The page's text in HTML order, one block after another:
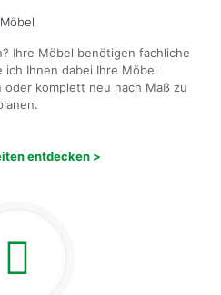
Möbel
Ihre Möbel benötigen fachliche
ich Ihnen dabei Ihre Möbel
komplett neu nach Maß zu
entdecken >